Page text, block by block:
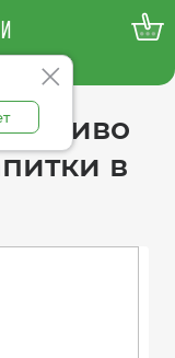
акции
пиво
в